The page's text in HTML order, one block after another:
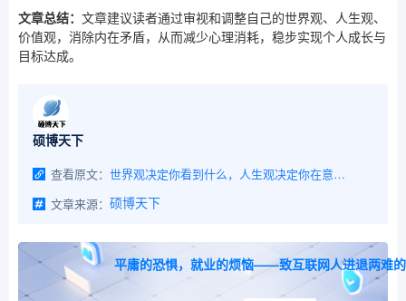
文章总结： 文章建议读者通过审视和调整自己的世界观、人生观、
价值观，消除内在矛盾，从而减少心理消耗，稳步实现个人成长与
目标达成。
硕博天下
查看原文：
世界观决定你看到什么，人生观决定你在意什么，价值观决定你选择什么。三者必须逻辑自洽，才能形成真正的内在力量。
文章来源： 硕博天下
平庸的恐惧，就业的烦恼——致互联网人进退两难